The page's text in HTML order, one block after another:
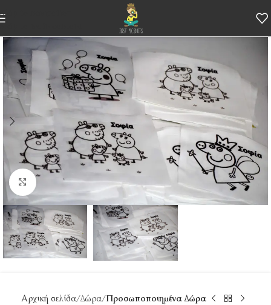
Skip to navigation
Skip to main content
Κάντε κλικ για μεγέθυνση
Αρχική σελίδα Δώρα Προσωποποιημένα Δώρα